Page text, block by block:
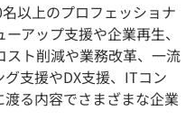
以上のプロフェッショナ
アップ支援や企業再生、
ト削減や業務改革、一流
支援やDX支援、ITコン
る内容でさまざまな企業